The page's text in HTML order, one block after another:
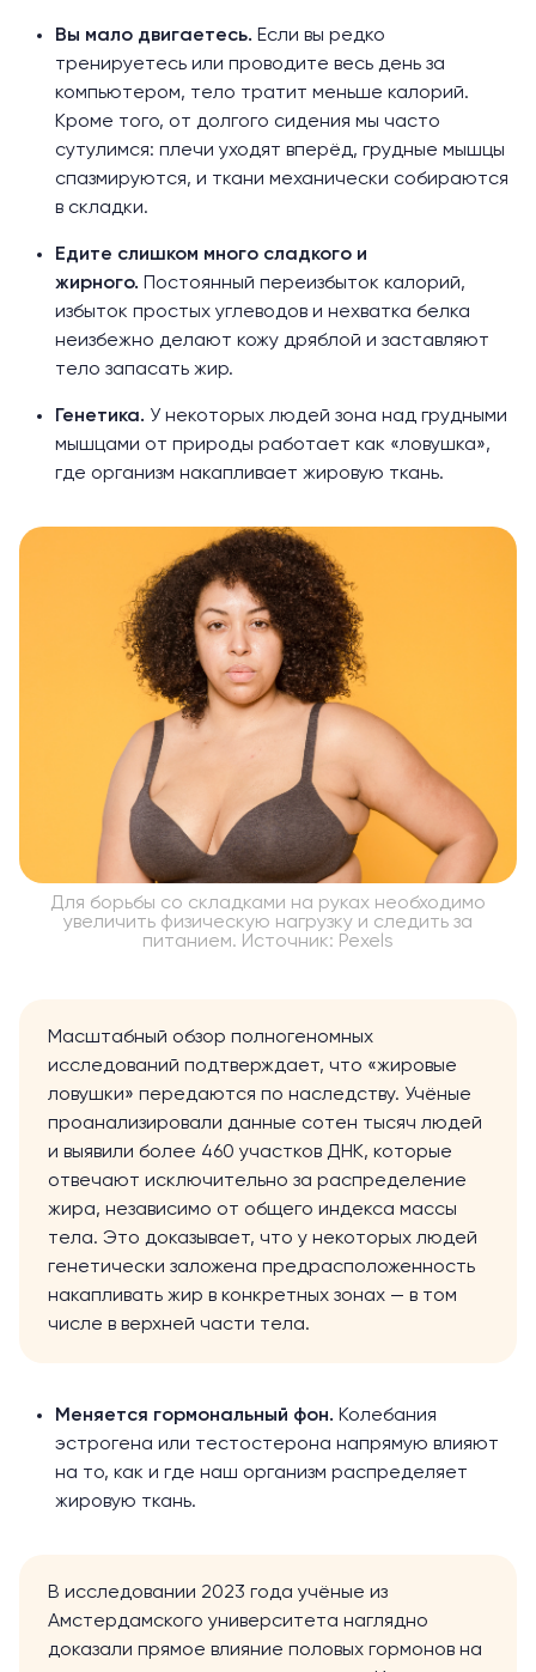
Вы мало двигаетесь. Если вы редко
тренируетесь или проводите весь день за
компьютером, тело тратит меньше калорий.
Кроме того, от долгого сидения мы часто
сутулимся: плечи уходят вперёд, грудные мышцы
спазмируются, и ткани механически собираются
в складки.
Едите слишком много сладкого и
жирного.
Постоянный переизбыток калорий,
избыток простых углеводов и нехватка белка
неизбежно делают кожу дряблой и заставляют
тело запасать жир.
Генетика. У некоторых людей зона над грудными
мышцами от природы работает как «ловушка»,
где организм накапливает жировую ткань.
Для борьбы со складками на руках необходимо
увеличить физическую нагрузку и следить за
питанием. Источник: Pexels
Масштабный обзор полногеномных
исследований подтверждает, что «жировые
ловушки» передаются по наследству. Учёные
проанализировали данные сотен тысяч людей
и выявили более 460 участков ДНК, которые
отвечают исключительно за распределение
жира, независимо от общего индекса массы
тела. Это доказывает, что у некоторых людей
генетически заложена предрасположенность
накапливать жир в конкретных зонах — в том
числе в верхней части тела.
Меняется гормональный фон. Колебания
эстрогена или тестостерона напрямую влияют
на то, как и где наш организм распределяет
жировую ткань.
В исследовании 2023 года учёные из
Амстердамского университета наглядно
доказали прямое влияние половых гормонов на